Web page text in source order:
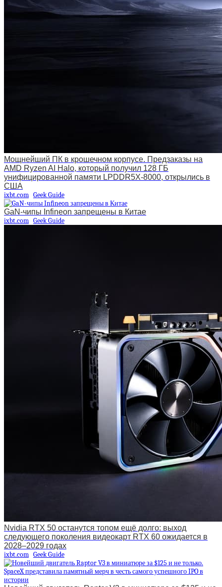
Мощнейший ПК в крошечном корпусе. Предзаказы на
AMD Ryzen AI Halo, который получил 128 ГБ
унифицированной памяти LPDDR5X-8000, открылись в
США
ixbt.com Geek Guide
GaN-чипы Infineon запрещены в Китае
ixbt.com Geek Guide
Nvidia RTX 50 останутся топом ещё долго: выход
следующего поколения видеокарт RTX 60 ожидается в
2028–2029 годах
ixbt.com Geek Guide